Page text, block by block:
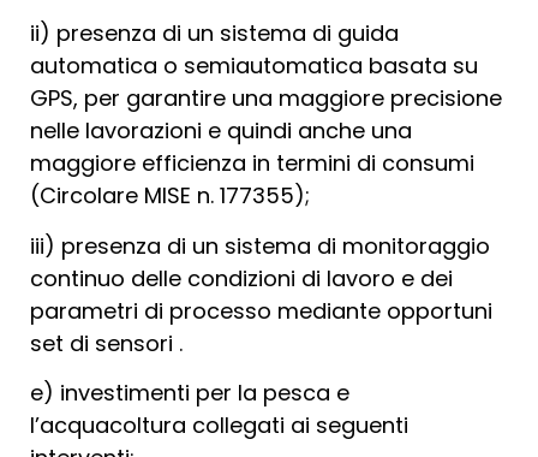
ii) presenza di un sistema di guida
automatica o semiautomatica basata su
GPS, per garantire una maggiore precisione
nelle lavorazioni e quindi anche una
maggiore efficienza in termini di consumi
(Circolare MISE n. 177355);
iii) presenza di un sistema di monitoraggio
continuo delle condizioni di lavoro e dei
parametri di processo mediante opportuni
set di sensori .
e) investimenti per la pesca e
l’acquacoltura collegati ai seguenti